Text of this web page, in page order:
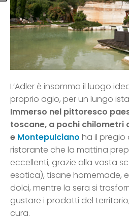
L’Adler è insomma il luogo
proprio agio, per un lungo
Immerso nel pittoresco
toscane, a pochi chilometri
e Montepulciano ha il pregio
ristorante che la mattina
eccellenti, grazie alla vasta
esotica), tisane homemade,
dolci, mentre la sera si
gustare i prodotti del
cura.